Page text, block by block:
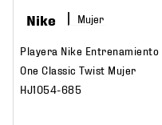
Nike Mujer
Playera Nike Entrenamiento
One Classic Twist Mujer
HJ1054-685